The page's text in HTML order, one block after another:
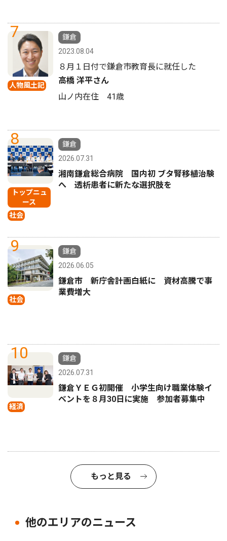
7
人物風土記
鎌倉
2023.08.04
８月１日付で鎌倉市教育長に就任した
高橋 洋平さん
山ノ内在住 41歳
8
トップニュ
ース
社会
鎌倉
2026.07.31
湘南鎌倉総合病院 国内初 ブタ腎移植治験
へ 透析患者に新たな選択肢を
9
社会
鎌倉
2026.06.05
鎌倉市 新庁舎計画白紙に 資材高騰で事
業費増大
10
経済
鎌倉
2026.07.31
鎌倉ＹＥＧ初開催 小学生向け職業体験イ
ベントを８月30日に実施 参加者募集中
もっと見る
他のエリアのニュース